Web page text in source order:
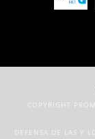
COPYRIGHT
DEFENSA DE LAS Y